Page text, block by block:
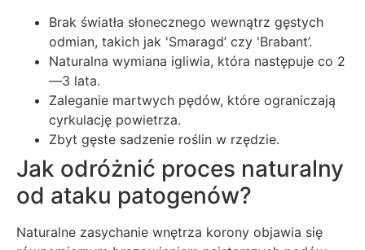
Brak światła słonecznego wewnątrz gęstych
odmian, takich jak 'Smaragd’ czy 'Brabant’.
Naturalna wymiana igliwia, która następuje co 2
—3 lata.
Zaleganie martwych pędów, które ograniczają
cyrkulację powietrza.
Zbyt gęste sadzenie roślin w rzędzie.
Jak odróżnić proces naturalny
od ataku patogenów?
Naturalne zasychanie wnętrza korony objawia się